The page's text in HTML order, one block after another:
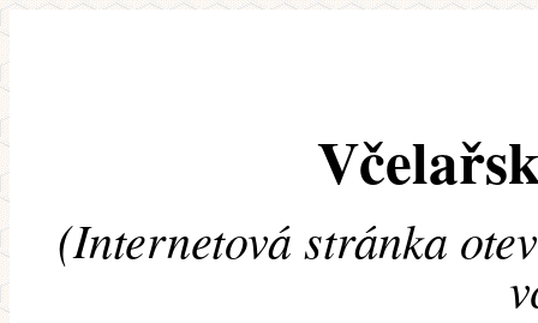
(Internetová stránka